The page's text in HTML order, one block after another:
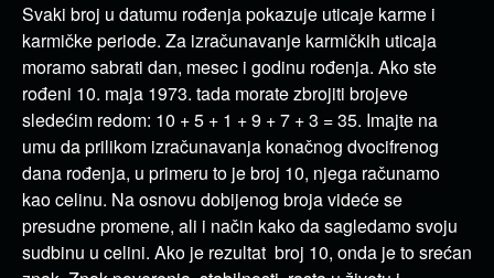
Svaki broj u datumu rođenja pokazuje uticaje karme i
karmičke periode. Za izračunavanje karmičkih uticaja
moramo sabrati dan, mesec i godinu rođenja. Ako ste
rođeni 10. maja 1973. tada morate zbrojiti brojeve
sledećim redom: 10 + 5 + 1 + 9 + 7 + 3 = 35. Imajte na
umu da prilikom izračunavanja konačnog dvocifrenog
dana rođenja, u primeru to je broj 10, njega računamo
kao celinu. Na osnovu dobijenog broja videće se
presudne promene, ali i način kako da sagledamo svoju
sudbinu u celini. Ako je rezultat broj 10, onda je to srećan